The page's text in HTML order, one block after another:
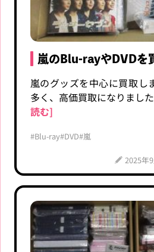
嵐のBlu-rayやDVDを
嵐のグッズを中心に買取し
多く、高価買取になりまし
読む]
#Blu-ray#DVD#嵐
2025年